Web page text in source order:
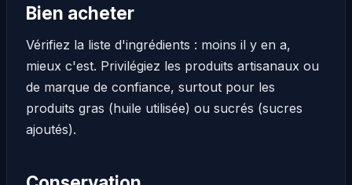
Bien acheter
Vérifiez la liste d'ingrédients : moins il y en a,
mieux c'est. Privilégiez les produits artisanaux ou
de marque de confiance, surtout pour les
produits gras (huile utilisée) ou sucrés (sucres
ajoutés).